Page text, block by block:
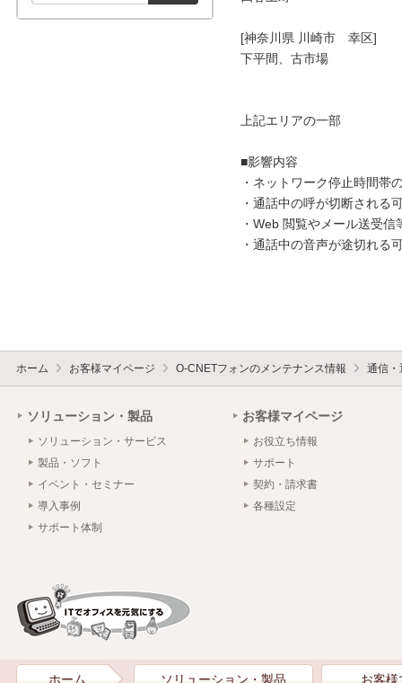
[神奈川県 川崎市　幸区]
下平間、古市場
上記エリアの一部
■影響内容
・ネットワーク停止時間帯
・通話中の呼が切断される
・Web 閲覧やメール送受
・通話中の音声が途切れる
ホーム お客様マイページ O-CNETフォンのメンテナンス情報 通信・
ソリューション・製品
ソリューション・サービス
製品・ソフト
イベント・セミナー
導入事例
サポート体制
お客様マイページ
お役立ち情報
サポート
契約・請求書
各種設定
ホーム ソリューション・製品 お客様